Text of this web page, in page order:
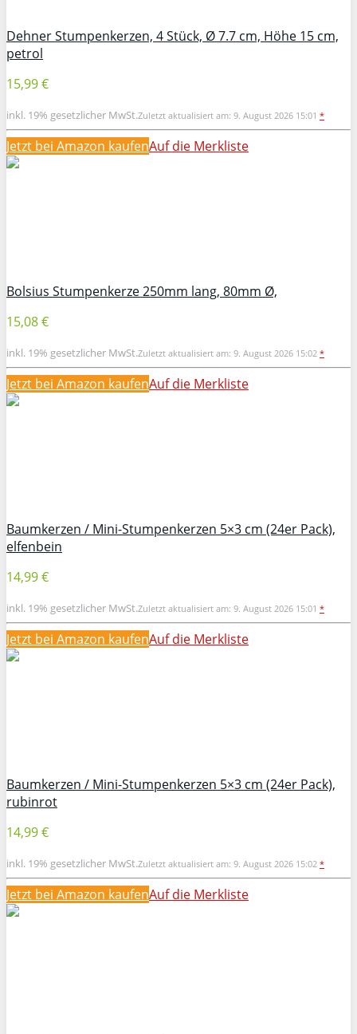
Dehner Stumpenkerzen, 4 Stück, Ø 7.7 cm, Höhe 15 cm,
petrol
15,99 €
inkl. 19% gesetzlicher MwSt.Zuletzt aktualisiert am: 9. August 2026 15:01 *
Jetzt bei Amazon kaufenAuf die Merkliste
Bolsius Stumpenkerze 250mm lang, 80mm Ø,
15,08 €
inkl. 19% gesetzlicher MwSt.Zuletzt aktualisiert am: 9. August 2026 15:02 *
Jetzt bei Amazon kaufenAuf die Merkliste
Baumkerzen / Mini-Stumpenkerzen 5×3 cm (24er Pack),
elfenbein
14,99 €
inkl. 19% gesetzlicher MwSt.Zuletzt aktualisiert am: 9. August 2026 15:01 *
Jetzt bei Amazon kaufenAuf die Merkliste
Baumkerzen / Mini-Stumpenkerzen 5×3 cm (24er Pack),
rubinrot
14,99 €
inkl. 19% gesetzlicher MwSt.Zuletzt aktualisiert am: 9. August 2026 15:02 *
Jetzt bei Amazon kaufenAuf die Merkliste